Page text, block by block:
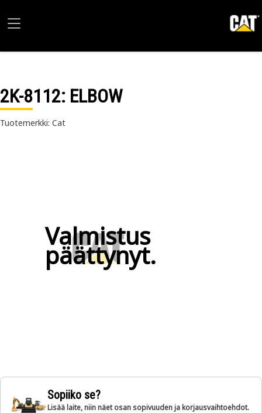
2K-8112: ELBOW
Tuotemerkki: Cat
Valmistus
päättynyt.
Sopiiko se?
Lisää laite, niin näet osan sopivuuden ja korjausvaihtoehdot.